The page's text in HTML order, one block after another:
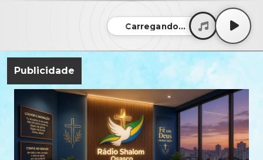
Carregando...
Publicidade